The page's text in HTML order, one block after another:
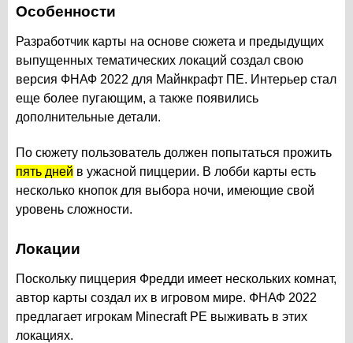
Особенности
Разработчик карты на основе сюжета и предыдущих
выпущенных тематических локаций создал свою
версия ФНАФ 2022 для Майнкрафт ПЕ. Интерьер стал
еще более пугающим, а также появились
дополнительные детали.
По сюжету пользователь должен попытаться прожить
пять дней в ужасной пиццерии. В лобби карты есть
несколько кнопок для выбора ночи, имеющие свой
уровень сложности.
Локации
Поскольку пиццерия Фредди имеет нескольких комнат,
автор карты создал их в игровом мире. ФНАФ 2022
предлагает игрокам Minecraft PE выживать в этих
локациях.